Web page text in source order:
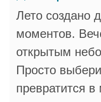
Лето создано
моментов.
открытым
Просто
превратится